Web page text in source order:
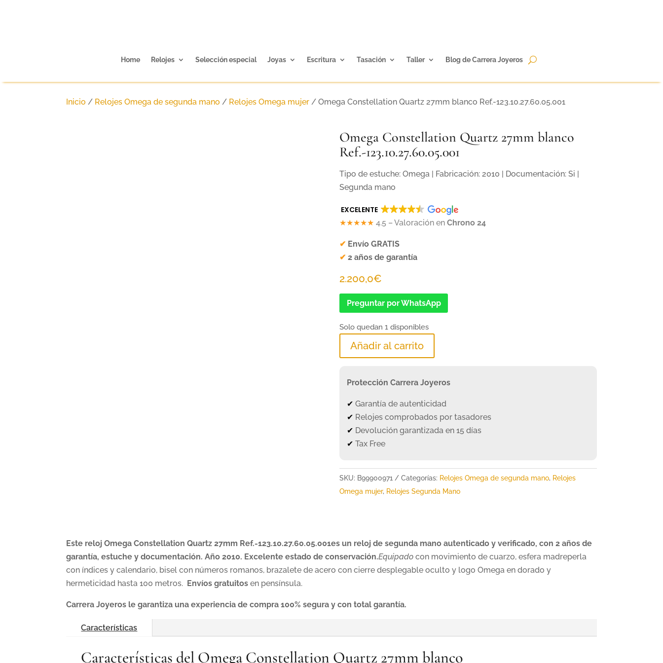
Home Relojes Selección especial Joyas Escritura Tasación Taller Blog de Carrera Joyeros
Inicio / Relojes Omega de segunda mano / Relojes Omega mujer / Omega Constellation Quartz 27mm blanco Ref.-123.10.27.60.05.001
Omega Constellation Quartz 27mm blanco
Ref.-123.10.27.60.05.001
Tipo de estuche: Omega | Fabricación: 2010 | Documentación: Si |
Segunda mano
EXCELENTE
★★★★★ 4.5 – Valoración enChrono 24
✔ Envío GRATIS
✔2 años de garantía
2.200,0€
Preguntar por WhatsApp
Solo quedan 1 disponibles
Añadir al carrito
Protección Carrera Joyeros
✔Garantía de autenticidad
✔ Relojes comprobados por tasadores
✔ Devolución garantizada en 15 días
✔Tax Free
SKU: B99900971 Categorías: Relojes Omega de segunda mano, Relojes
Omega mujer, Relojes Segunda Mano
Este reloj Omega Constellation Quartz 27mm Ref.-123.10.27.60.05.001es un reloj de segunda mano autenticado y verificado, con 2 años de
garantía, estuche y documentación. Año 2010. Excelente estado de conservación.Equipado con movimiento de cuarzo, esfera madreperla
con índices y calendario, bisel con números romanos, brazalete de acero con cierre desplegable oculto y logo Omega en dorado y
hermeticidad hasta 100 metros. Envíos gratuitosen pensínsula.
Carrera Joyeros le garantiza una experiencia de compra 100% segura y con total garantía.
Características
Características del Omega Constellation Quartz 27mm blanco